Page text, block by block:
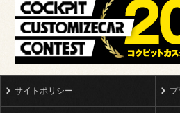
サイトポリシー プ